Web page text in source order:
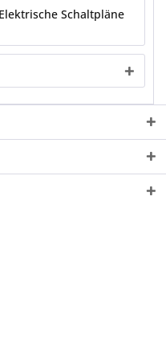
Schaltpläne